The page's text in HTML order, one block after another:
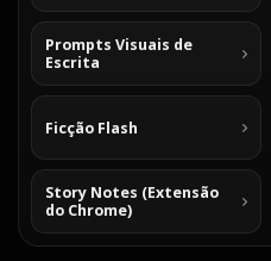
Prompts Visuais de
Escrita
Ficção Flash
Story Notes (Extensão
do Chrome)